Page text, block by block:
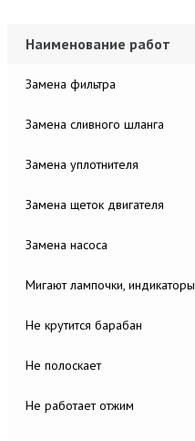
Наименование работ
Замена фильтра
Замена сливного шланга
Замена уплотнителя
Замена щеток двигателя
Замена насоса
Мигают лампочки, индикаторы
Не крутится барабан
Не полоскает
Не работает отжим